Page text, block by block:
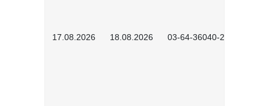
17.08.2026 18.08.2026 03-64-36040-2601